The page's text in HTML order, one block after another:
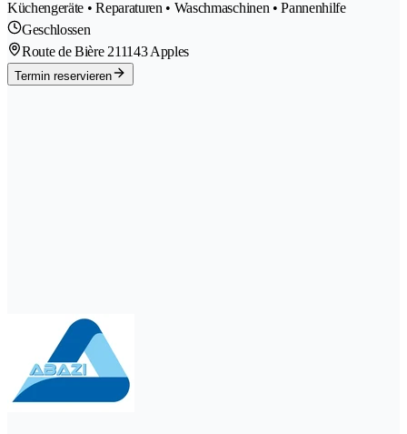
Küchengeräte • Reparaturen • Waschmaschinen • Pannenhilfe
Geschlossen
Route de Bière 211143 Apples
Termin reservieren